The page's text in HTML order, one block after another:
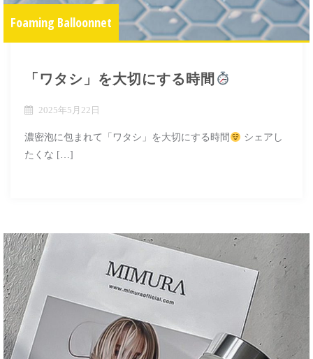
Foaming Balloonnet
「ワタシ」を大切にする時間
2025年5月22日
濃密泡に包まれて「ワタシ」を大切にする時間
シェアし
たくな […]